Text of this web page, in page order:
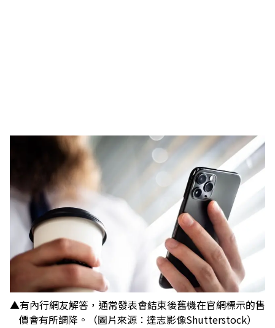
▲有內行網友解答，通常發表會結束後舊機在官網標示的售
價會有所調降。（圖片來源：達志影像Shutterstock）